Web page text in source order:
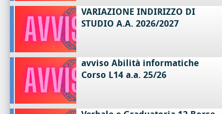
VARIAZIONE INDIRIZZO DI
STUDIO A.A. 2026/2027
avviso Abilità informatiche
Corso L14 a.a. 25/26